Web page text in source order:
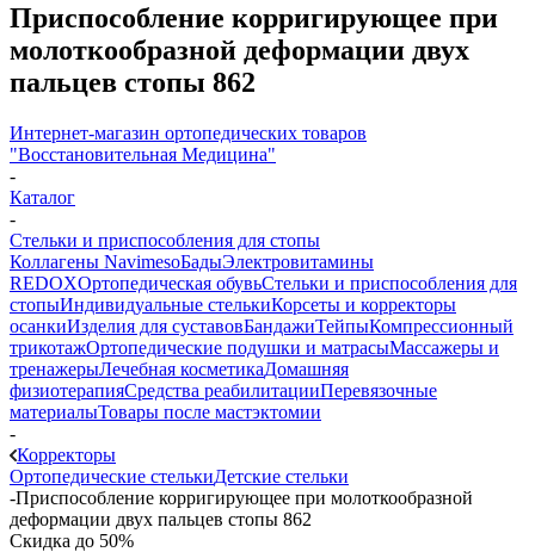
Приспособление корригирующее при
молоткообразной деформации двух
пальцев стопы 862
Интернет-магазин ортопедических товаров
"Восстановительная Медицина"
-
Каталог
-
Стельки и приспособления для стопы
Коллагены NavimesoБадыЭлектровитамины
REDOXОртопедическая обувьСтельки и приспособления для
стопыИндивидуальные стелькиКорсеты и корректоры
осанкиИзделия для суставовБандажиТейпыКомпрессионный
трикотажОртопедические подушки и матрасыМассажеры и
тренажерыЛечебная косметикаДомашняя
физиотерапияСредства реабилитацииПеревязочные
материалыТовары после мастэктомии
-
Корректоры
Ортопедические стелькиДетские стельки
-Приспособление корригирующее при молоткообразной
деформации двух пальцев стопы 862
Скидка до 50%